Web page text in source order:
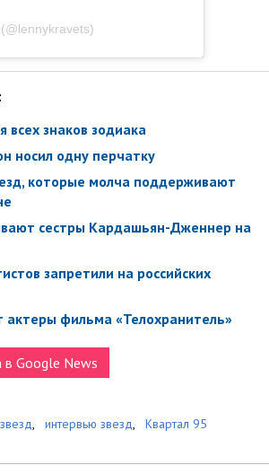
всех знаков зодиака
носил одну перчатку
которые молча поддерживают
сестры Кардашьян-Дженнер на
запретили на российских
актеры фильма «Телохранитель»
в Google News
, интервью звезд, Квартал 95